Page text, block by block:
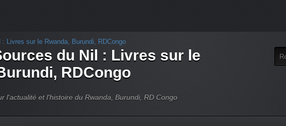
du Nil : Livres sur le
RDCongo
l'actualité et l'histoire du Rwanda, Burundi, RD Congo